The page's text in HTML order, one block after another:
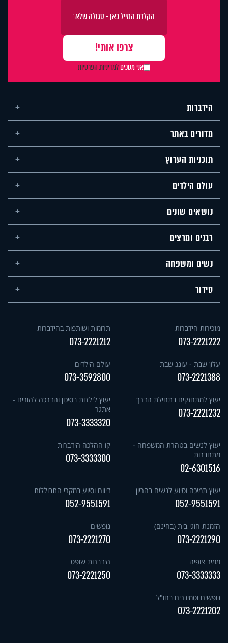
אני מסכיםלמדיניות הפרטיות
הידברות
מדורים באתר
תוכניות הערוץ
עולם הילדים
נושאים שונים
רבנים ומרצים
נשים ומשפחה
סידור
מזכירות הידברות
073-2221222
תרומות ושותפות בהידברות
073-2221212
עלון שבת - עונג שבת
073-2221388
עולם הילדים
073-3592800
יעוץ למתחזקים בתחילת הדרך
073-2221232
יעוץ לילדות בסיכון והדרכה להורים -
אתגר
073-3333320
יעוץ לנשים בטהרת המשפחה -
מתחברות
02-6301516
קו ההלכה הידברות
073-3333300
יעוץ תמיכה וסיוע לנשים בהריון
052-9551591
דיווח וסיוע במקרי התבוללות
052-9551591
הזמנת חוגי בית (בחינם)
073-2221290
נופשים
073-2221270
ממיר צופיה
073-3333333
הידברות שופס
073-2221250
נופשים וסמינרים בחו"ל
073-2221202